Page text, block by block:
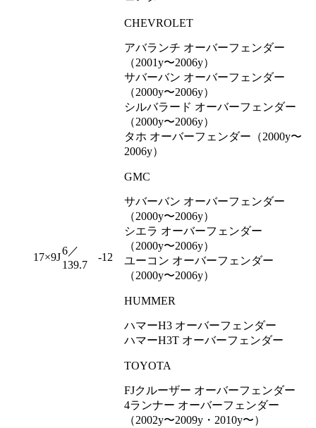
17×9J
6／
139.7
-12
CHEVROLET
アバランチ オーバーフェンダー
（2001y〜2006y）
サバーバン オーバーフェンダー
（2000y〜2006y）
シルバラード オーバーフェンダー
（2000y〜2006y）
タホ オーバーフェンダー（2000y〜
2006y）
GMC
サバーバン オーバーフェンダー
（2000y〜2006y）
シエラ オーバーフェンダー
（2000y〜2006y）
ユーコン オーバーフェンダー
（2000y〜2006y）
HUMMER
ハマーH3 オーバーフェンダー
ハマーH3T オーバーフェンダー
TOYOTA
FJクルーザー オーバーフェンダー
4ランナー オーバーフェンダー
（2002y〜2009y・2010y〜）